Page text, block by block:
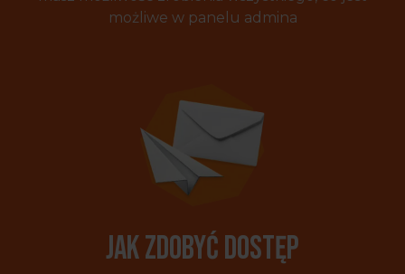
możliwe w panelu admina
Jak zdobyć dostęp